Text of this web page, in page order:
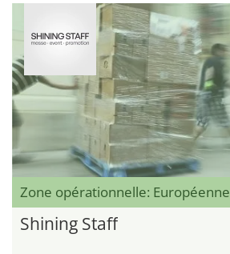
Zone opérationnelle: Européenne
Shining Staff